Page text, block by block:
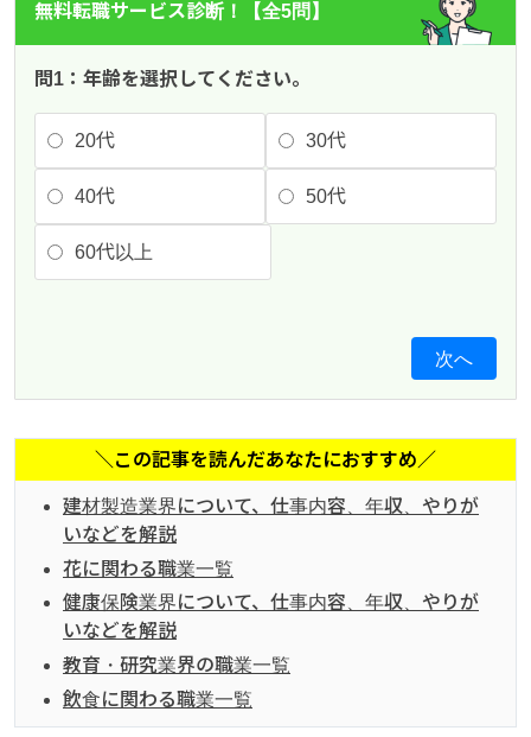
無料転職サービス診断！【全5問】
問1：年齢を選択してください。
20代 30代
40代 50代
60代以上
次へ
＼この記事を読んだあなたにおすすめ／
建材製造業界について、仕事内容、年収、やりが
いなどを解説
花に関わる職業一覧
健康保険業界について、仕事内容、年収、やりが
いなどを解説
教育・研究業界の職業一覧
飲食に関わる職業一覧